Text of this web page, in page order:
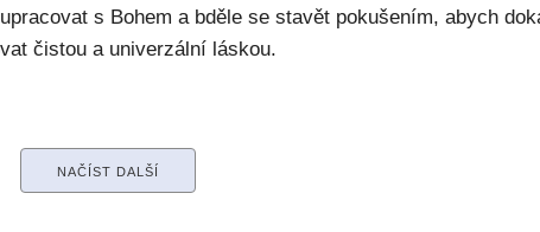
s Bohem a bděle se stavět pokušením, abych
čistou a univerzální láskou.
NAČÍST DALŠÍ